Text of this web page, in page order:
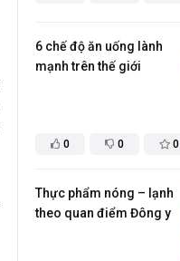
0 0 0
​6 chế độ ăn uống lành
mạnh trên thế giới
​Thực phẩm nóng – lạnh
theo quan điểm Đông y